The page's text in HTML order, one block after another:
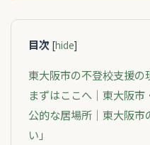
目次 [hide]
東大阪市の不登校支援の
まずはここへ｜東大阪
公的な居場所｜東大阪
い」